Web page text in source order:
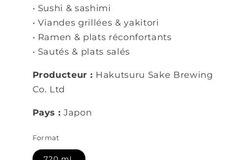
• Sushi & sashimi
• Viandes grillées & yakitori
• Ramen & plats réconfortants
• Sautés & plats salés
Producteur : Hakutsuru Sake Brewing
Co. Ltd
Pays : Japon
Format